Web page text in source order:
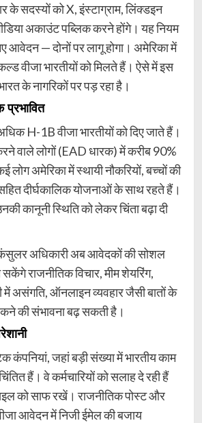
के सदस्यों को X, इंस्टाग्राम, लिंक्डइन
अकाउंट पब्लिक करने होंगे। यह नियम
आवेदन — दोनों पर लागू होगा। अमेरिका में
वीजा भारतीयों को मिलते हैं। ऐसे में इस
के नागरिकों पर पड़ रहा है।
H-1B वीजा भारतीयों को दिए जाते हैं।
वाले लोगों (EAD धारक) में करीब 90%
लोग अमेरिका में स्थायी नौकरियों, बच्चों की
दीर्घकालिक योजनाओं के साथ रहते हैं।
कानूनी स्थिति को लेकर चिंता बढ़ा दी
कंसुलर अधिकारी अब आवेदकों की सोशल
सकेंगे राजनीतिक विचार, मीम शेयरिंग,
असंगति, ऑनलाइन व्यवहार जैसी बातों के
की संभावना बढ़ सकती है।
कंपनियां, जहां बड़ी संख्या में भारतीय काम
हैं। वे कर्मचारियों को सलाह दे रही हैं
को साफ रखें। राजनीतिक पोस्ट और
आवेदन में निजी ईमेल की बजाय